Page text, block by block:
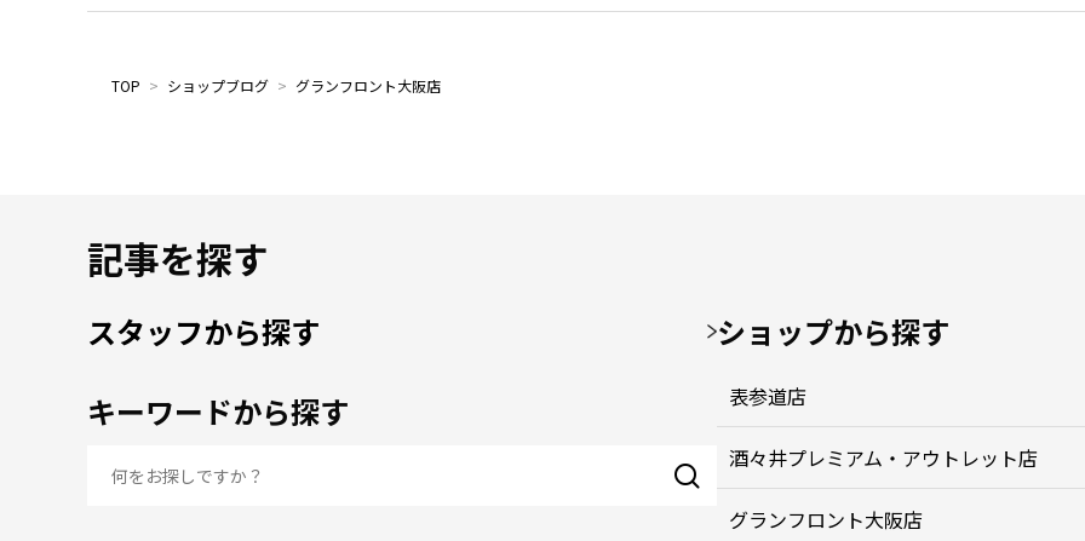
TOP > ショップブログ > グランフロント大阪店
記事を探す
スタッフから探す
キーワードから探す
ショップから探す
表参道店
酒々井プレミアム・アウトレット店
グランフロント大阪店